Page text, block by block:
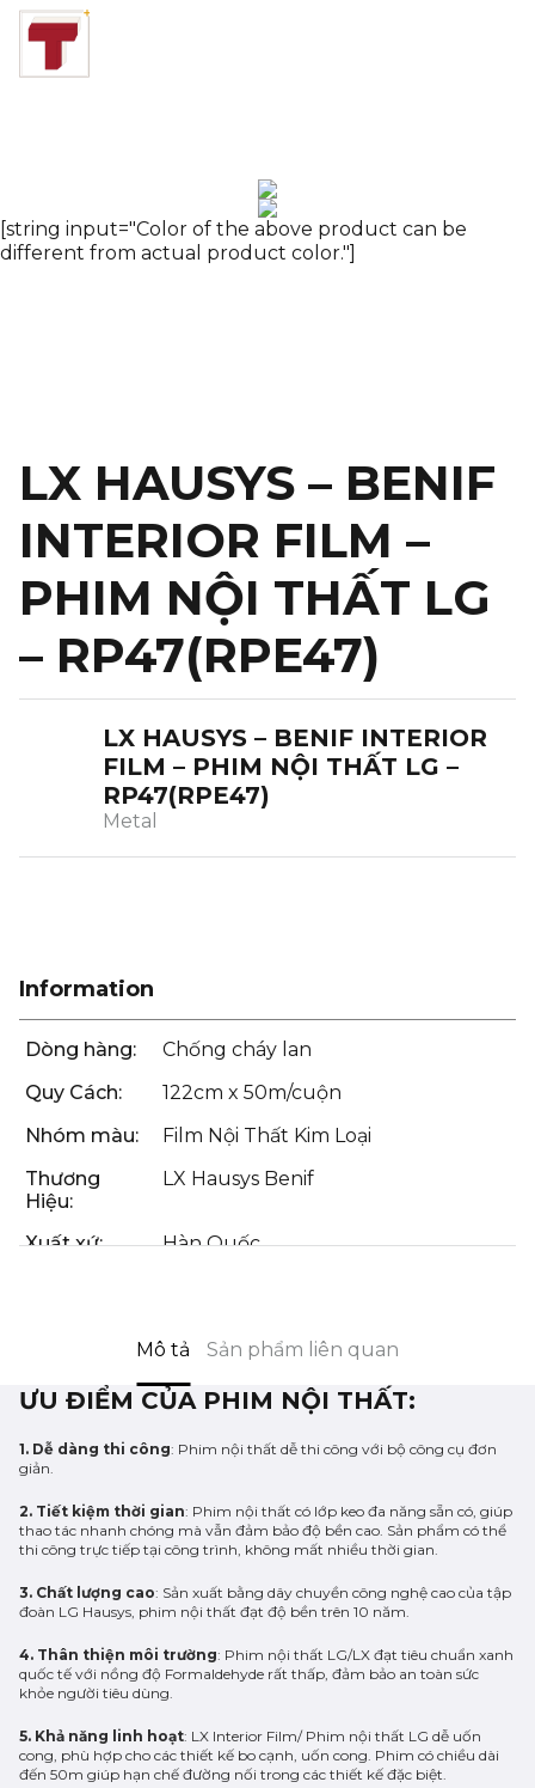
[string input="Color of the above product can be
different from actual product color."]
LX HAUSYS – BENIF
INTERIOR FILM –
PHIM NỘI THẤT LG
– RP47(RPE47)
LX HAUSYS – BENIF INTERIOR
FILM – PHIM NỘI THẤT LG –
RP47(RPE47)
Metal
Information
Dòng hàng:
Chống cháy lan
Quy Cách:
122cm x 50m/cuộn
Nhóm màu:
Film Nội Thất Kim Loại
Thương
Hiệu:
LX Hausys Benif
Xuất xứ: Hàn Quốc
Mô tả Sản phẩm liên quan
ƯU ĐIỂM CỦA PHIM NỘI THẤT:
1. Dễ dàng thi công: Phim nội thất dễ thi công với bộ công cụ đơn
giản.
2. Tiết kiệm thời gian: Phim nội thất có lớp keo đa năng sẵn có, giúp
thao tác nhanh chóng mà vẫn đảm bảo độ bền cao. Sản phẩm có thể
thi công trực tiếp tại công trình, không mất nhiều thời gian.
3. Chất lượng cao: Sản xuất bằng dây chuyền công nghệ cao của tập
đoàn LG Hausys, phim nội thất đạt độ bền trên 10 năm.
4. Thân thiện môi trường: Phim nội thất LG/LX đạt tiêu chuẩn xanh
quốc tế với nồng độ Formaldehyde rất thấp, đảm bảo an toàn sức
khỏe người tiêu dùng.
5. Khả năng linh hoạt: LX Interior Film/ Phim nội thất LG dễ uốn
cong, phù hợp cho các thiết kế bo cạnh, uốn cong. Phim có chiều dài
đến 50m giúp hạn chế đường nối trong các thiết kế đặc biệt.